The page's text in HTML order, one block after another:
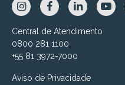
Central de Atendimento
0800 281 1100
+55 81 3972-7000
Aviso de Privacidade